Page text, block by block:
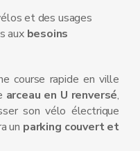
et des usages
aux besoins
course rapide en ville
arceau en U renversé,
son vélo électrique
un parking couvert et